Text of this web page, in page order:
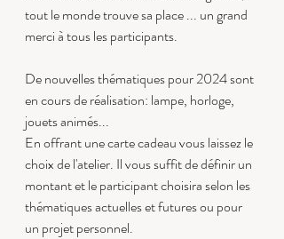
tout le monde trouve sa place ... un grand
merci à tous les participants.
De nouvelles thématiques pour 2024 sont
en cours de réalisation: lampe, horloge,
jouets animés...
En offrant une carte cadeau vous laissez le
choix de l'atelier. Il vous suffit de définir un
montant et le participant choisira selon les
thématiques actuelles et futures ou pour
un projet personnel.